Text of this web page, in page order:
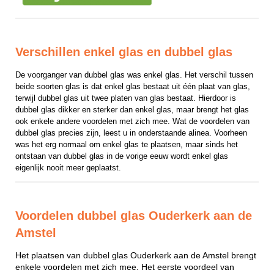
Verschillen enkel glas en dubbel glas
De voorganger van dubbel glas was enkel glas. Het verschil tussen
beide soorten glas is dat enkel glas bestaat uit één plaat van glas,
terwijl dubbel glas uit twee platen van glas bestaat. Hierdoor is
dubbel glas dikker en sterker dan enkel glas, maar brengt het glas
ook enkele andere voordelen met zich mee. Wat de voordelen van
dubbel glas precies zijn, leest u in onderstaande alinea. Voorheen
was het erg normaal om enkel glas te plaatsen, maar sinds het
ontstaan van dubbel glas in de vorige eeuw wordt enkel glas
eigenlijk nooit meer geplaatst.
Voordelen dubbel glas Ouderkerk aan de
Amstel
Het plaatsen van dubbel glas Ouderkerk aan de Amstel brengt
enkele voordelen met zich mee. Het eerste voordeel van